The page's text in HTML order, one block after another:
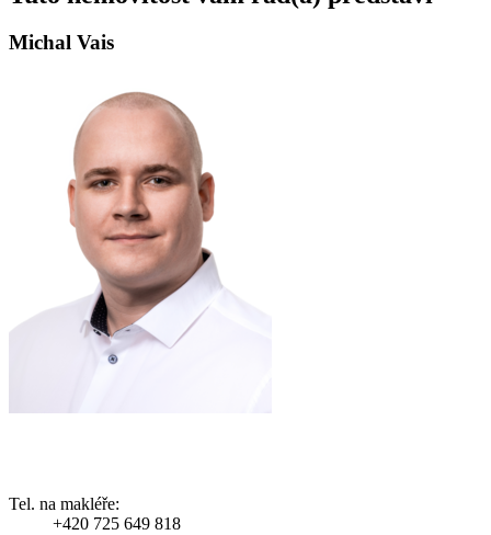
Michal Vais
Tel. na makléře:
+420 725 649 818